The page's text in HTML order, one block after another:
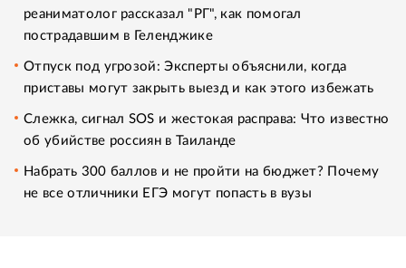
реаниматолог рассказал "РГ", как помогал
пострадавшим в Геленджике
Отпуск под угрозой: Эксперты объяснили, когда
приставы могут закрыть выезд и как этого избежать
Слежка, сигнал SOS и жестокая расправа: Что известно
об убийстве россиян в Таиланде
Набрать 300 баллов и не пройти на бюджет? Почему
не все отличники ЕГЭ могут попасть в вузы